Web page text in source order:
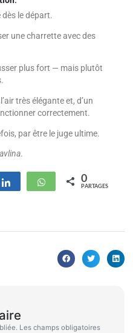
le départ.
une charrette avec des
plus fort — mais plutôt
très élégante et, d’un
correctement.
par être le juge ultime.
.
Partagez WhatsApp
0
PARTAGES
Les champs obligatoires